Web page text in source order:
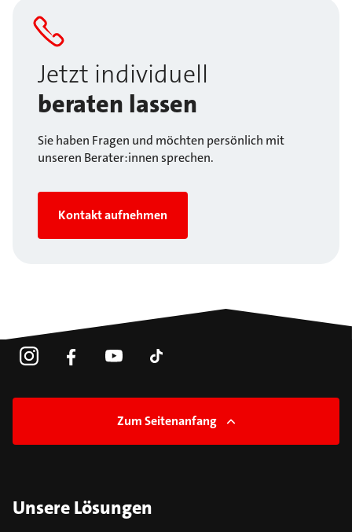
Jetzt individuell
beraten lassen
Sie haben Fragen und möchten persönlich mit
unseren Berater:innen sprechen.
Kontakt aufnehmen
Zum Seitenanfang
Unsere Lösungen